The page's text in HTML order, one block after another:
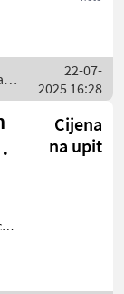
22-07-
2025 16:28
Cijena
na upit